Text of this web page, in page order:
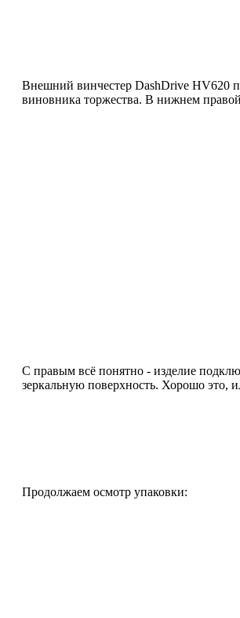
Внешний винчестер DashDrive HV620
виновника торжества. В нижнем
С правым всё понятно - изделие
зеркальную поверхность. Хорошо это,
Продолжаем осмотр упаковки: